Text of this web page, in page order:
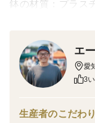
鉢の材質：プラス
聖書とギリシャ神
エ
愛
3
生産者のこだわり